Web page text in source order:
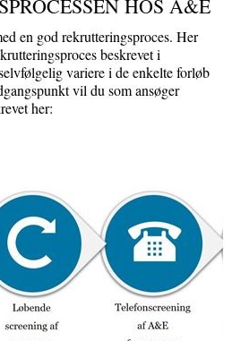
HOS A&E
en god rekrutteringsproces. Her
beskrevet i
variere i de enkelte forløb
vil du som ansøger
her: